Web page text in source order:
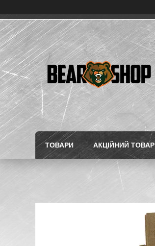
ТОВАРИ АКЦІЙНИЙ ТОВАР